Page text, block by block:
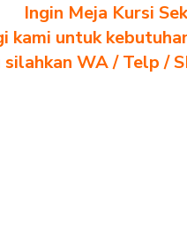
Ingin Meja Kursi
kami untuk
silahkan WA / Telp /